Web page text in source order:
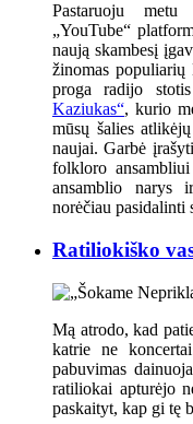
Pastaruoju
„YouTube“
naują skambesį
žinomas
proga radijo
Kaziukas“, kurio
mūsų šalies
naujai. Garbė
folkloro
ansamblio narys
norėčiau pasidalinti
Ratiliokiško
Mą atrodo, kad
katrie ne
pabuvimas
ratiliokai apturėjo
paskaityt, kap gi tę